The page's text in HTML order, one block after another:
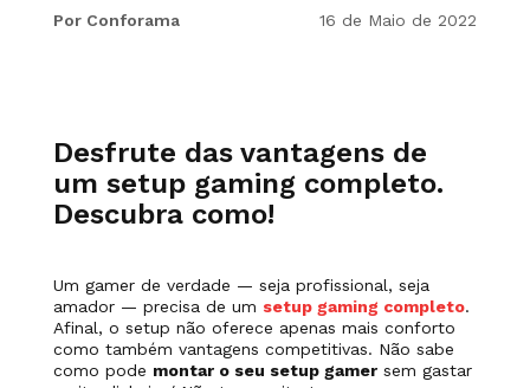
Por Conforama 16 de Maio de 2022
Desfrute das vantagens de
um setup gaming completo.
Descubra como!
Um gamer de verdade — seja profissional, seja
amador — precisa de um setup gaming completo.
Afinal, o setup não oferece apenas mais conforto
como também vantagens competitivas. Não sabe
como pode montar o seu setup gamersem gastar